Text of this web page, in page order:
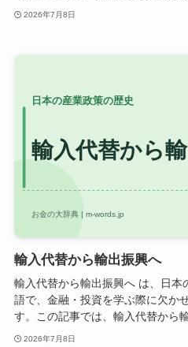
2026年7月8日
輸入代替から輸出振興へ
輸入代替から輸出振興へ は、日本
語で、金融・投資を学ぶ際に欠か
す。この記事では、輸入代替から
2026年7月8日